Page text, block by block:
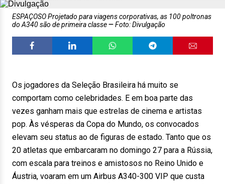
ESPAÇOSO Projetado para viagens corporativas, as 100 poltronas
do A340 são de primeira classe
Foto: Divulgação
Os jogadores da Seleção Brasileira há muito se
comportam como celebridades. E em boa parte das
vezes ganham mais que estrelas de cinema e artistas
pop. Às vésperas da Copa do Mundo, os convocados
elevam seu status ao de figuras de estado. Tanto que os
20 atletas que embarcaram no domingo 27 para a Rússia,
com escala para treinos e amistosos no Reino Unido e
Áustria, voaram em um Airbus A340-300 VIP que custa